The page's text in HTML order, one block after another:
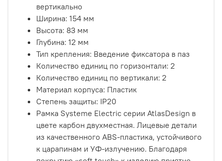
вертикально
Ширина: 154 мм
Высота: 83 мм
Глубина: 12 мм
Тип крепления: Введение фиксатора в паз
Количество единиц по горизонтали: 2
Количество единиц по вертикали: 2
Материал корпуса: Пластик
Степень защиты: IP20
Рамка Systeme Electric серии AtlasDesign в
цвете карбон двухместная. Лицевые детали
из качественного ABS-пластика, устойчивого
к царапинам и УФ-излучению. Благодаря